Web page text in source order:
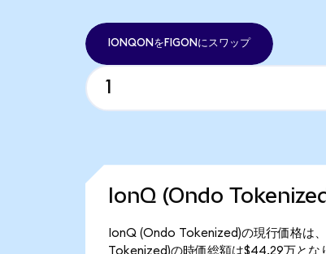
IONQONをFIGONにスワップ
IonQ (Ondo
IonQ (Ondo Tokenized)の現行価格は
Tokenized)の時価総額は$44.29万とな